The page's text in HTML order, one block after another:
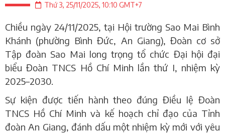
Thứ 3, 25/11/2025, 10:10 GMT+7
Chiều ngày 24/11/2025, tại Hội trường Sao Mai Bình
Khánh (phường Bình Đức, An Giang), Đoàn cơ sở
Tập đoàn Sao Mai long trọng tổ chức Đại hội đại
biểu Đoàn TNCS Hồ Chí Minh lần thứ I, nhiệm kỳ
2025–2030.
Sự kiện được tiến hành theo đúng Điều lệ Đoàn
TNCS Hồ Chí Minh và kế hoạch chỉ đạo của Tỉnh
đoàn An Giang, đánh dấu một nhiệm kỳ mới với yêu